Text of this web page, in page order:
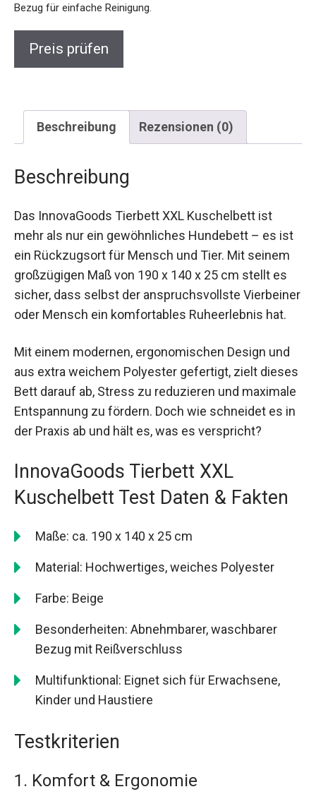
Bezug für einfache Reinigung.
Preis prüfen
Beschreibung Rezensionen (0)
Beschreibung
Das InnovaGoods Tierbett XXL Kuschelbett ist
mehr als nur ein gewöhnliches Hundebett – es ist
ein Rückzugsort für Mensch und Tier. Mit seinem
großzügigen Maß von 190 x 140 x 25 cm stellt es
sicher, dass selbst der anspruchsvollste Vierbeiner
oder Mensch ein komfortables Ruheerlebnis hat.
Mit einem modernen, ergonomischen Design und
aus extra weichem Polyester gefertigt, zielt dieses
Bett darauf ab, Stress zu reduzieren und maximale
Entspannung zu fördern. Doch wie schneidet es in
der Praxis ab und hält es, was es verspricht?
InnovaGoods Tierbett XXL
Kuschelbett Test Daten & Fakten
Maße: ca. 190 x 140 x 25 cm
Material: Hochwertiges, weiches Polyester
Farbe: Beige
Besonderheiten: Abnehmbarer, waschbarer
Bezug mit Reißverschluss
Multifunktional: Eignet sich für Erwachsene,
Kinder und Haustiere
Testkriterien
1. Komfort & Ergonomie